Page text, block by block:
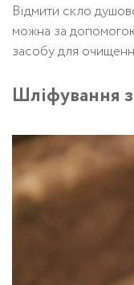
Відмити скло
можна за
засобу для
Шліфування